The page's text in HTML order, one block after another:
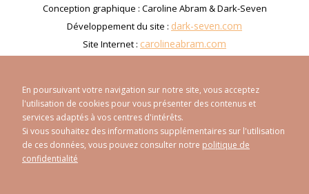
Conception graphique : Caroline Abram & Dark-Seven
Développement du site : dark-seven.com
Site Internet : carolineabram.com
© 1998 - 2026CAROLINE ABRAM
Politique de confidentialité
En poursuivant votre navigation sur notre site, vous acceptez
l'utilisation de cookies pour vous présenter des contenus et
services adaptés à vos centres d'intérêts.
Si vous souhaitez des informations supplémentaires sur l'utilisation
de ces données, vous pouvez consulter notre politique de
confidentialité